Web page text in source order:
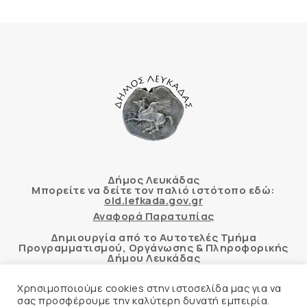
Δήμος Λευκάδας
Μπορείτε να δείτε τον παλιό ιστότοπο εδώ:
old.lefkada.gov.gr
Αναφορά Παρατυπίας
Δημιουργία από το Αυτοτελές Τμήμα
Προγραμματισμού, Οργάνωσης & Πληροφορικής
Δήμου Λευκάδας
Χρησιμοποιούμε cookies στην ιστοσελίδα μας για να
σας προσφέρουμε την καλύτερη δυνατή εμπειρία.